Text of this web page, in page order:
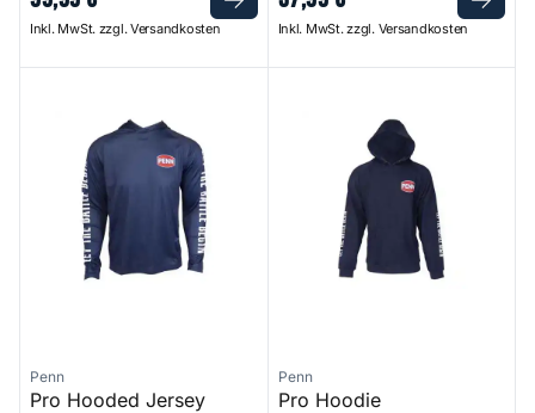
Inkl. MwSt. zzgl. Versandkosten Inkl. MwSt. zzgl. Versandkosten
Penn
Pro Hooded Jersey
Penn
Pro Hoodie